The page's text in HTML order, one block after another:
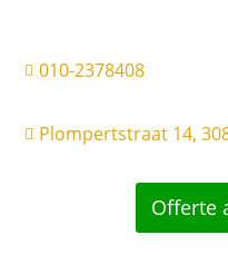
 010-2378408
 Plompertstraat 14,
Offerte